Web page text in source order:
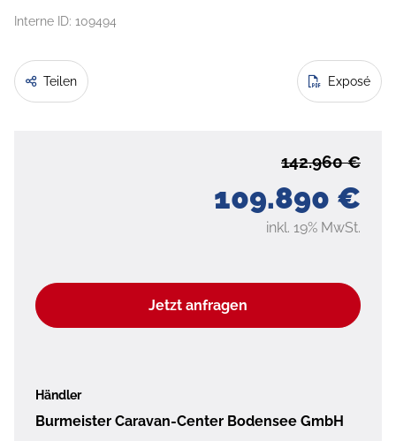
Interne ID: 109494
Teilen Exposé
109.890 €
142.960 €
inkl. 19% MwSt.
Jetzt anfragen
Händler
Burmeister Caravan-Center Bodensee GmbH